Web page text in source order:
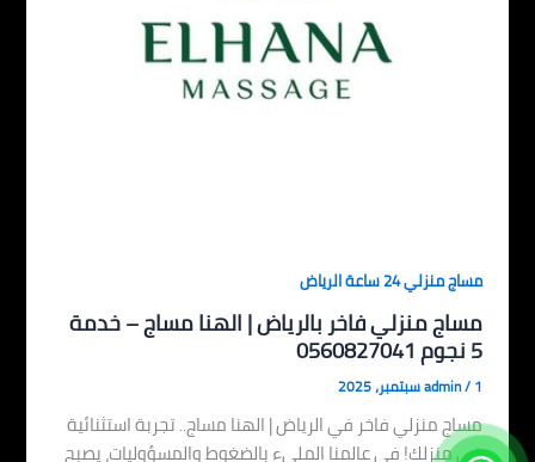
مساج منزلي 24 ساعة الرياض
مساج منزلي فاخر بالرياض | الهنا مساج – خدمة
5 نجوم 0560827041
admin/1 سبتمبر، 2025
مساج منزلي فاخر في الرياض | الهنا مساج.. تجربة استثنائية
في منزلك! في عالمنا المليء بالضغوط والمسؤوليات، يصبح